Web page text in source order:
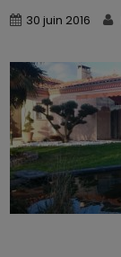
30 juin 2016